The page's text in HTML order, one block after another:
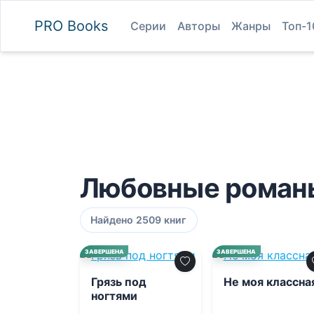
PRO Books Серии Авторы Жанры Топ-
Любовные
Найдено 2509 книг
ЗАВЕРШЕНА
0.0
Грязь под
ногтями
ЗАВЕРШЕНА
0.0
Не моя